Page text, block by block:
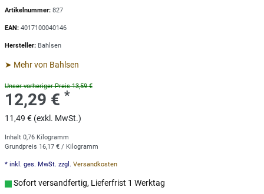
Artikelnummer: 827
EAN: 4017100040146
Hersteller: Bahlsen
➤ Mehr von Bahlsen
Unser vorheriger Preis 13,59 €
12,29 € *
11,49 € (exkl. MwSt.)
Inhalt 0,76 Kilogramm
Grundpreis 16,17 € / Kilogramm
* inkl. ges. MwSt. zzgl. Versandkosten
Sofort versandfertig, Lieferfrist 1 Werktag